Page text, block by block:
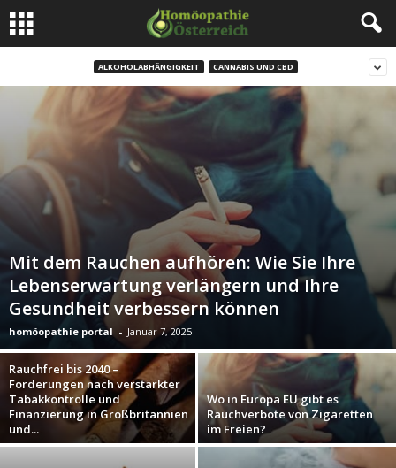
ALKOHOLABHÄNGIGKEIT CANNABIS UND CBD
Mit dem Rauchen aufhören: Wie Sie Ihre
Lebenserwartung verlängern und Ihre
Gesundheit verbessern können
homöopathie portal - Januar 7, 2025
Rauchfrei bis 2040 –
Forderungen nach verstärkter
Tabakkontrolle und
Finanzierung in Großbritannien
und...
Wo in Europa EU gibt es
Rauchverbote von Zigaretten
im Freien?